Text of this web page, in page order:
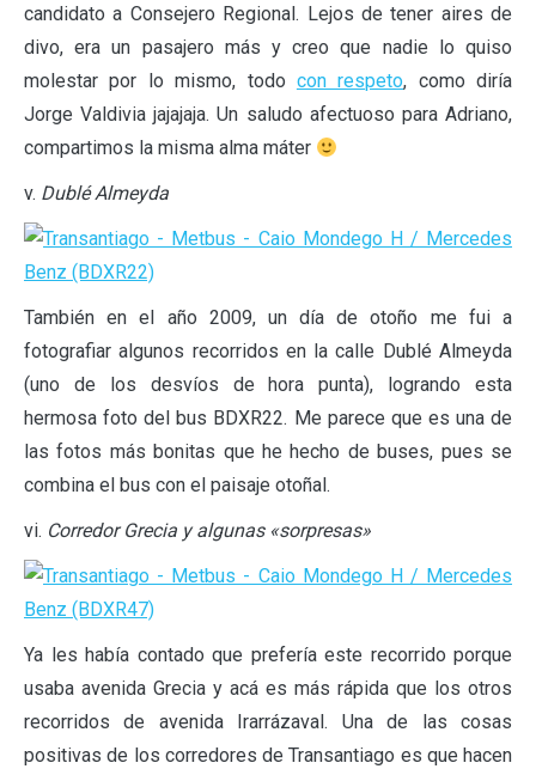
candidato a Consejero Regional. Lejos de tener aires de
divo, era un pasajero más y creo que nadie lo quiso
molestar por lo mismo, todo con respeto, como diría
Jorge Valdivia jajajaja. Un saludo afectuoso para Adriano,
compartimos la misma alma máter
v. Dublé Almeyda
También en el año 2009, un día de otoño me fui a
fotografiar algunos recorridos en la calle Dublé Almeyda
(uno de los desvíos de hora punta), logrando esta
hermosa foto del bus BDXR22. Me parece que es una de
las fotos más bonitas que he hecho de buses, pues se
combina el bus con el paisaje otoñal.
vi. Corredor Grecia y algunas «sorpresas»
Ya les había contado que prefería este recorrido porque
usaba avenida Grecia y acá es más rápida que los otros
recorridos de avenida Irarrázaval. Una de las cosas
positivas de los corredores de Transantiago es que hacen